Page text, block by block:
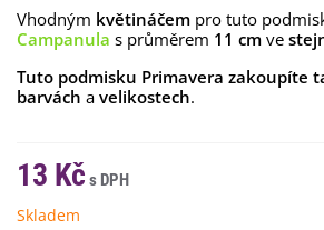
Vhodným květináčem pro tuto
Campanula s průměrem 11 cm ve
Tuto podmisku Primavera zakoupíte
barvách a velikostech.
13 Kč
Skladem